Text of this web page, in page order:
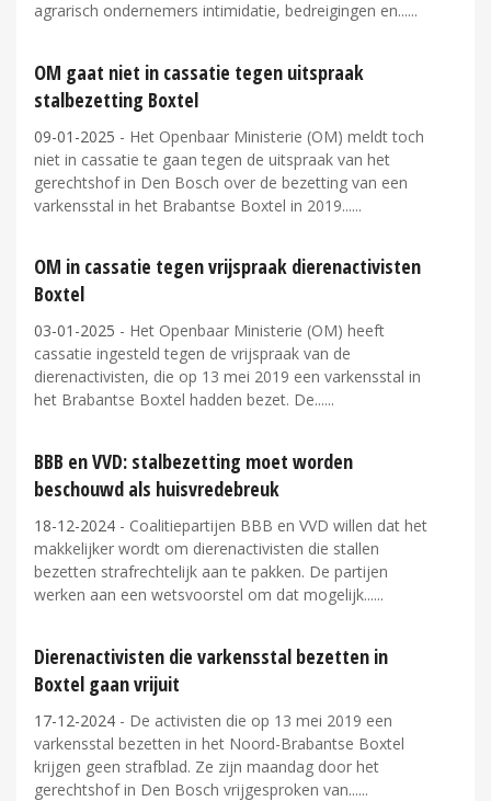
agrarisch ondernemers intimidatie, bedreigingen en...
OM gaat niet in cassatie tegen uitspraak
stalbezetting Boxtel
09-01-2025 - Het Openbaar Ministerie (OM) meldt toch
niet in cassatie te gaan tegen de uitspraak van het
gerechtshof in Den Bosch over de bezetting van een
varkensstal in het Brabantse Boxtel in 2019...
OM in cassatie tegen vrijspraak dierenactivisten
Boxtel
03-01-2025 - Het Openbaar Ministerie (OM) heeft
cassatie ingesteld tegen de vrijspraak van de
dierenactivisten, die op 13 mei 2019 een varkensstal in
het Brabantse Boxtel hadden bezet. De...
BBB en VVD: stalbezetting moet worden
beschouwd als huisvredebreuk
18-12-2024 - Coalitiepartijen BBB en VVD willen dat het
makkelijker wordt om dierenactivisten die stallen
bezetten strafrechtelijk aan te pakken. De partijen
werken aan een wetsvoorstel om dat mogelijk...
Dierenactivisten die varkensstal bezetten in
Boxtel gaan vrijuit
17-12-2024 - De activisten die op 13 mei 2019 een
varkensstal bezetten in het Noord-Brabantse Boxtel
krijgen geen strafblad. Ze zijn maandag door het
gerechtshof in Den Bosch vrijgesproken van...